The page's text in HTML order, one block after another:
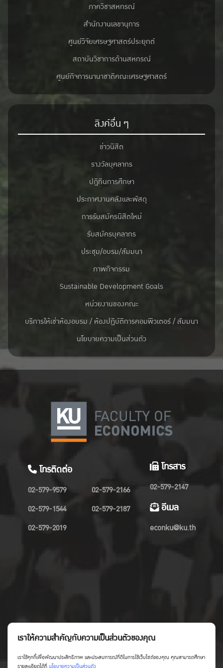
ภาควิชาสหกรณ์
สำนักงานเลขานุการ
ศูนย์วิจัยเศรษฐศาสตร์ประยุกต์
สถาบันวิชาการด้านสหกรณ์
ศูนย์กิจการนานาชาติคณะเศรษฐศาสตร์
ลิงค์อื่น ๆ
ข่าวนิสิต
รางวัลบุคลากร
ปฎิทินการศึกษา
ประกาศงานคลังและพัสดุ
การรับสมัครนิสิตใหม่
รับสมัครบุคลากร
ประชุม/อบรม/สัมมนา
ภาพกิจกรรม
Sustainable Development Goals
หน่วยงานของคณะ
บริการให้เช่าห้องอบรม / ห้องปฏิบัติการคอมพิวเตอร์ / สัมมนา
นโยบายความเป็นส่วนตัว
โทรติดต่อ
02-579-9579
02-579-1544
02-579-2019
02-579-2166
02-579-2187
โทรสาร
02-579-2147
อีเมล
econku@ku.th
เราให้ความสำคัญกับความเป็นส่วนตัวของคุณ
เราใช้คุกกี้เพื่อพัฒนาประสิทธิภาพ และประสบการณ์ที่ดีในการใช้เว็บไซต์ของคุณ คุณสามารถศึกษา